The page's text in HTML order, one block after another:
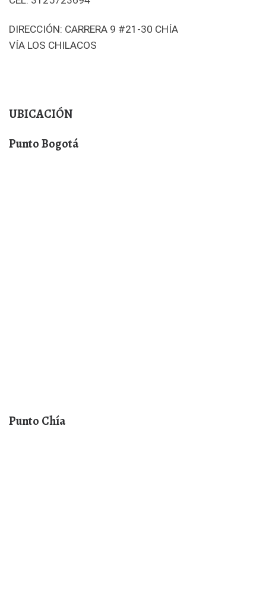
DIRECCIÓN: CARRERA 9 #21-30 CHÍA
VÍA LOS CHILACOS
UBICACIÓN
Punto Bogotá
Punto Chía